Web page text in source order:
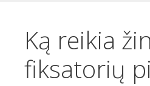
Ką reikia
fiksatorių